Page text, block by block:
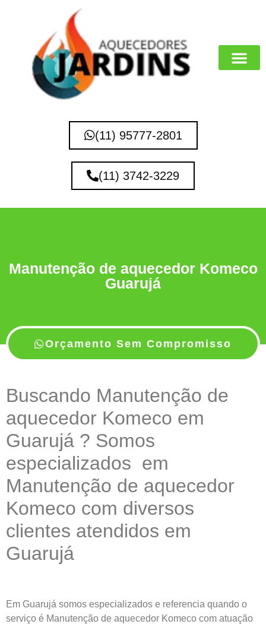
(11) 95777-2801
(11) 3742-3229
Manutenção de aquecedor Komeco
Guarujá
Orçamento Sem Compromisso
Buscando Manutenção de
aquecedor Komeco em
Guarujá ? Somos
especializados em
Manutenção de aquecedor
Komeco com diversos
clientes atendidos em
Guarujá
Em Guarujá somos especializados e referencia quando o
serviço é Manutenção de aquecedor Komeco com atuação